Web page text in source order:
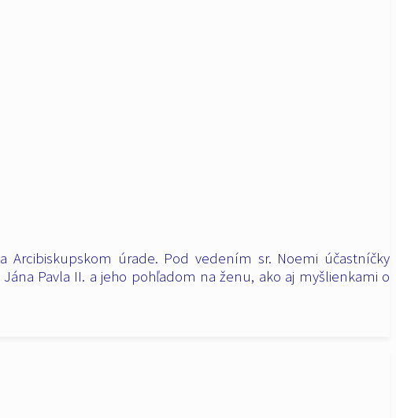
Arcibiskupskom úrade. Pod vedením sr. Noemi účastníčky
Pavla II. a jeho pohľadom na ženu, ako aj myšlienkami o